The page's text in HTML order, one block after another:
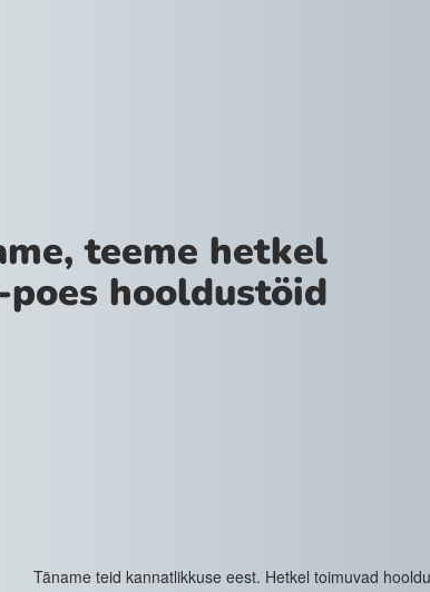
teeme hetkel
poes hooldustöid
Täname teid kannatlikkuse eest. Hetkel toimuvad